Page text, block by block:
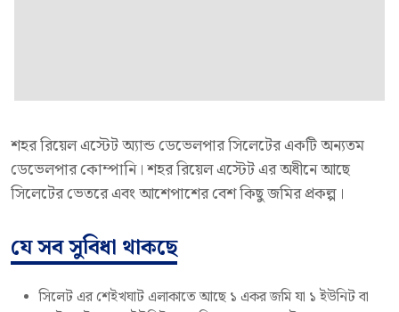
শহর রিয়েল এস্টেট অ্যান্ড ডেভেলপার সিলেটের একটি অন্যতম
ডেভেলপার কোম্পানি। শহর রিয়েল এস্টেট এর অধীনে আছে
সিলেটের ভেতরে এবং আশেপাশের বেশ কিছু জমির প্রকল্প।
যে সব সুবিধা থাকছে
সিলেট এর শেইখঘাট এলাকাতে আছে ১ একর জমি যা ১ ইউনিট বা